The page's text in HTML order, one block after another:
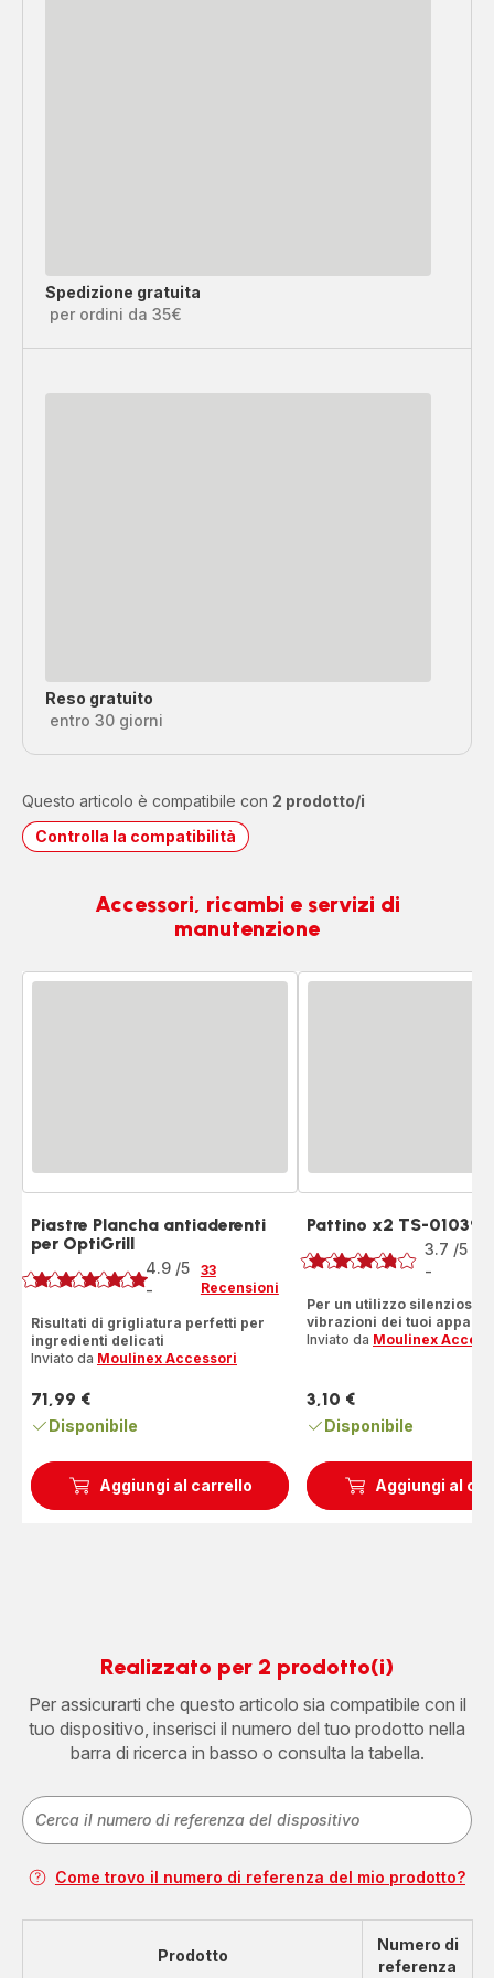
Spedizione gratuita
per ordini da 35€
Reso gratuito
entro 30 giorni
Questo articolo è compatibile con 2 prodotto/i
Controlla la compatibilità
Accessori, ricambi e servizi di
manutenzione
Aggiungi al carrello
Piastre Plancha antiaderenti
per OptiGrill
Voto
4.9 /5
-
33
Recensioni
Risultati di grigliatura perfetti per
ingredienti delicati
Inviato da Moulinex Accessori
Prezzo
71,99 €
Disponibile
Aggiungi al
Pattino x2 TS-
Voto
3.7 /5
-
Per un utilizzo silenzioso
vibrazioni dei tuoi
Inviato da Moulinex
Prezzo
3,10 €
Disponibile
Realizzato per 2 prodotto(i)
Per assicurarti che questo articolo sia compatibile con il
tuo dispositivo, inserisci il numero del tuo prodotto nella
barra di ricerca in basso o consulta la tabella.
Come trovo il numero di referenza del mio prodotto?
Prodotto
Numero di
referenza